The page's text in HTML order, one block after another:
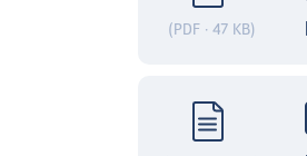
(PDF · 47 KB)